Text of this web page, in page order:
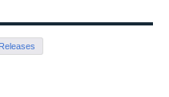
Releases